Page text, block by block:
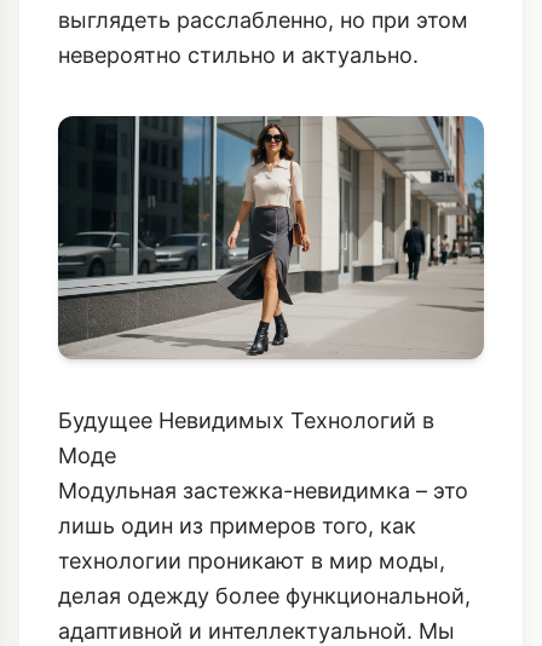
выглядеть расслабленно, но при этом
невероятно стильно и актуально.
Будущее Невидимых Технологий в
Моде
Модульная застежка-невидимка – это
лишь один из примеров того, как
технологии проникают в мир моды,
делая одежду более функциональной,
адаптивной и интеллектуальной. Мы